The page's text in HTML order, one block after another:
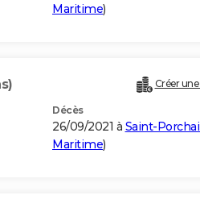
Maritime)
Créer
Décès
26/09/2021 à Saint-
Maritime)